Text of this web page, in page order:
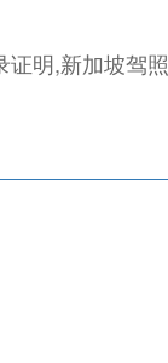
明,新加坡驾照